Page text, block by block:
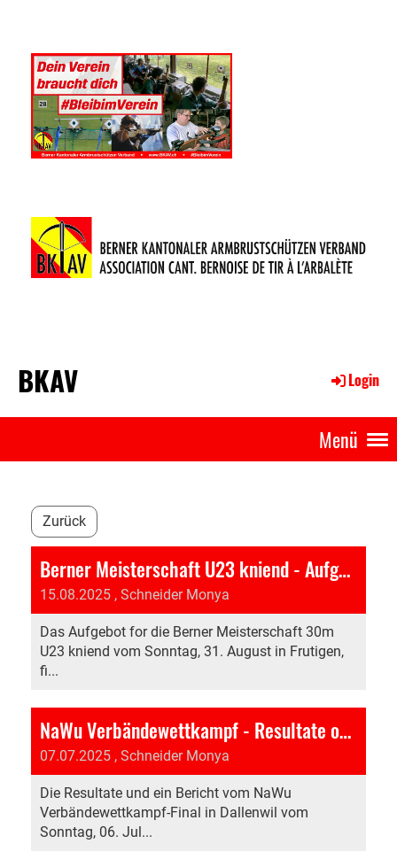
BKAV Login
Menü
Zurück
Berner Meisterschaft U23 kniend - Aufgebot online
15.08.2025 , Schneider Monya
Das Aufgebot for die Berner Meisterschaft 30m
U23 kniend vom Sonntag, 31. August in Frutigen,
fi...
NaWu Verbändewettkampf - Resultate online
07.07.2025 , Schneider Monya
Die Resultate und ein Bericht vom NaWu
Verbändewettkampf-Final in Dallenwil vom
Sonntag, 06. Jul...